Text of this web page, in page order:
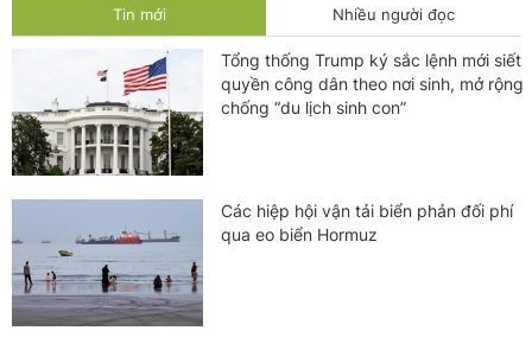
Tin mới Nhiều người đọc
Tổng thống Trump ký sắc lệnh mới siết
quyền công dân theo nơi sinh, mở rộng
chống “du lịch sinh con”
Các hiệp hội vận tải biển phản đối phí
qua eo biển Hormuz